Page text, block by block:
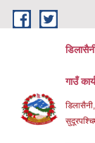
Skip to main content
गाउँ